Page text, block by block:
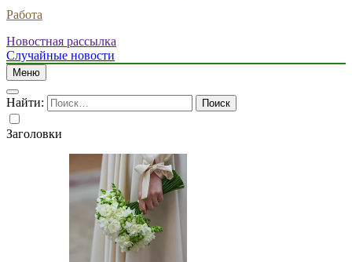
Работа
Новостная рассылка
Случайные новости
Меню
Найти:
Заголовки